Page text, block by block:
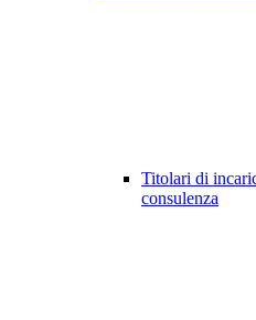
Titolari di
consulenza